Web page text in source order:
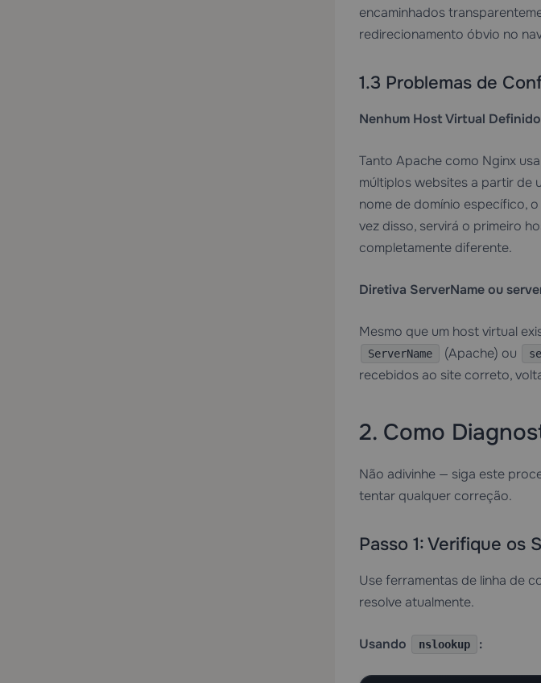
encaminhados
redirecionamento óbvio no
1.3 Problemas de
Nenhum Host Virtual
Tanto Apache como Nginx
múltiplos websites a partir de
nome de domínio específico,
vez disso, servirá o primeiro
completamente diferente.
Diretiva ServerName ou
Mesmo que um host virtual
ServerName (Apache) ou
recebidos ao site correto,
2. Como
Não adivinhe — siga este
tentar qualquer correção.
Passo 1: Verifique os
Use ferramentas de linha de
resolve atualmente.
Usando nslookup :